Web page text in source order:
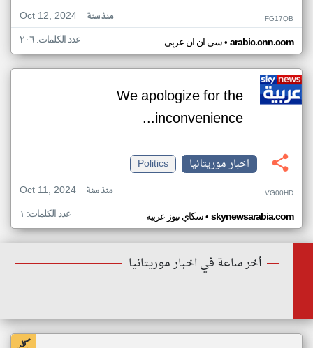
Oct 12, 2024
منذ سنة FG17QB
سي ان ان عربي• arabic.cnn.com عدد الكلمات: ٢٠٦
We apologize for the
inconvenience...
اخبار موريتانيا
Politics
Oct 11, 2024
منذ سنة VG00HD
سكاي نيوز عربية• skynewsarabia.com عدد الكلمات: ١
أخر ساعة في اخبار موريتانيا